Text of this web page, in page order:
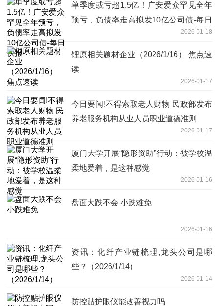
单季度或亏超1.5亿！广安爱众罕见全年
预亏，负债率走高拟发10亿公司债-每日
2026-01-18
锂原相关题材企业（2026/1/16） 焦点速
读
2026-01-17
今日要闻!不得索取老人财物 民政部发布
养老服务机构从业人员职业道德准则
2026-01-17
厦门大学开展“隐形资助”行动：被学校温
柔地爱着，是这种感觉
2026-01-16
盘面大跌不会 小跌难免
2026-01-16
资讯：化纤产业链梳理,龙头公司是哪
些？（2026/1/14）
2026-01-14
防控贴护眼仪能改善视力吗